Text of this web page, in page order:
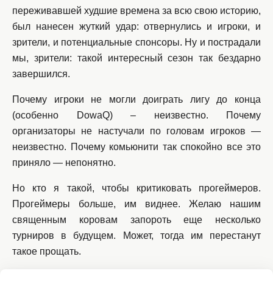
переживавшей худшие времена за всю свою историю,
был нанесен жуткий удар: отвернулись и игроки, и
зрители, и потенциальные спонсоры. Ну и пострадали
мы, зрители: такой интересный сезон так бездарно
завершился.
Почему игроки не могли доиграть лигу до конца
(особенно DowaQ) – неизвестно. Почему
организаторы не настучали по головам игроков —
неизвестно. Почему комьюнити так спокойно все это
приняло — непонятно.
Но кто я такой, чтобы критиковать прогеймеров.
Прогеймеры больше, им виднее. Желаю нашим
священным коровам запороть еще несколько
турниров в будущем. Может, тогда им перестанут
такое прощать.